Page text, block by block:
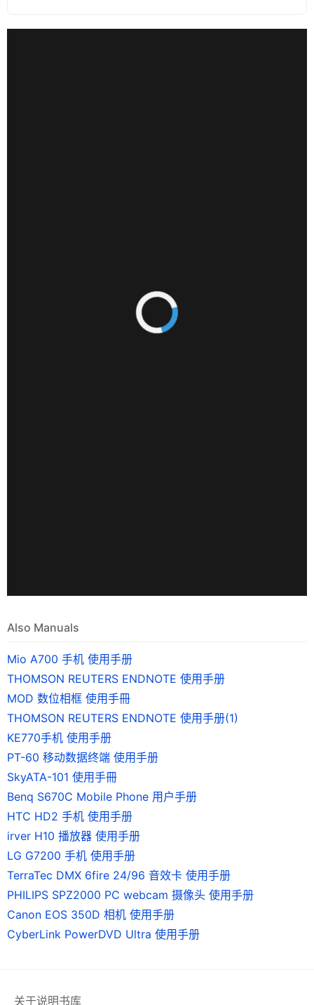
Also Manuals
Mio A700 手机 使用手册
THOMSON REUTERS ENDNOTE 使用手册
MOD 数位相框 使用手冊
THOMSON REUTERS ENDNOTE 使用手册(1)
KE770手机 使用手册
PT-60 移动数据终端 使用手册
SkyATA-101 使用手冊
Benq S670C Mobile Phone 用户手册
HTC HD2 手机 使用手册
irver H10 播放器 使用手册
LG G7200 手机 使用手册
TerraTec DMX 6fire 24/96 音效卡 使用手册
PHILIPS SPZ2000 PC webcam 摄像头 使用手册
Canon EOS 350D 相机 使用手册
CyberLink PowerDVD Ultra 使用手册
关于说明书库